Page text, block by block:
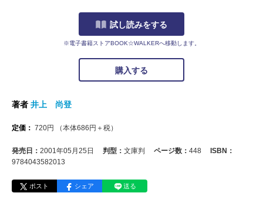
試し読みをする
※電子書籍ストアBOOK☆WALKERへ移動します。
購入する
著者 井上 尚登
定価： 720円 （本体686 円＋税）
発売日： 2001年05月25日 判型： 文庫判 ページ数： 448
ISBN：
9784043582013
ポスト シェア 送る